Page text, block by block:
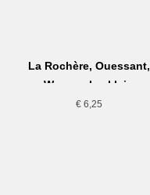
La Rochère, Ouessant,
Wasserglas klein
€6,25